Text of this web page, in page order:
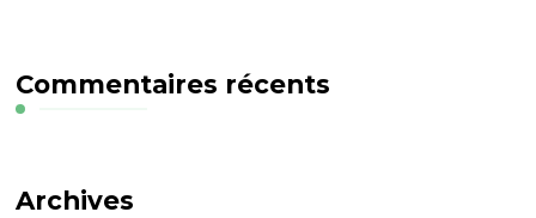
Commentaires récents
Archives